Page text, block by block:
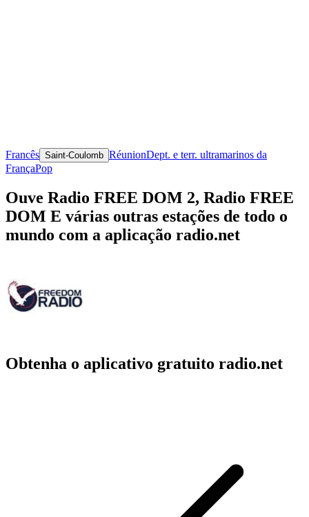
Francês Saint-Coulomb RéunionDept. e terr. ultramarinos da
FrançaPop
Ouve Radio FREE DOM 2, Radio FREE
DOM E várias outras estações de todo o
mundo com a aplicação radio.net
Obtenha o aplicativo gratuito radio.net